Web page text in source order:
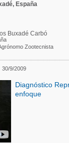
España
Buxadé Carbó
Zootecnista
30/9/2009
Diagnóstico
enfoque